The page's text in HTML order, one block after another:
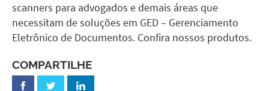
scanners para advogados e demais áreas que
necessitam de soluções em GED – Gerenciamento
Eletrônico de Documentos. Confira nossos produtos.
COMPARTILHE